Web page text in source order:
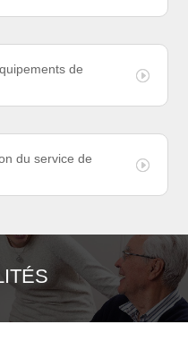
de
du service de